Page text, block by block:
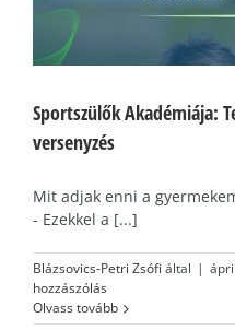
Sportszülők Akadémiája:
versenyzés
Mit adjak enni a
- Ezekkel a [...]
Blázsovics-Petri Zsófi által |
hozzászólás
Olvass tovább